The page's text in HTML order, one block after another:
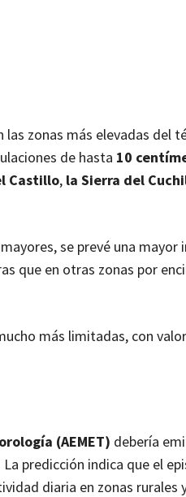
las zonas más elevadas del
de hasta 10
Castillo, la Sierra del
se prevé una mayor
que en otras zonas por
más limitadas, con
(AEMET) debería
predicción indica que el
diaria en zonas rurales